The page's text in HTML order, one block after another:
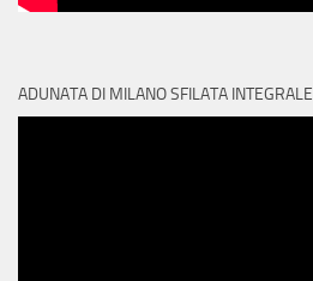
ADUNATA DI MILANO SFILATA INTEGRALE